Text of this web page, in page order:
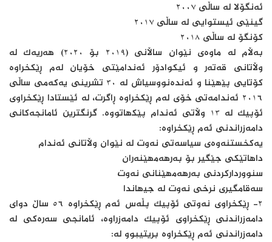
ئەنگۆلا لە ساڵی ٢٠٠٧
گینێی ئیستوایی لە ساڵی ٢٠١٧
کۆنگۆ لە ساڵی ٢٠١٨
بەڵام لە ماوەی نێوان ساڵانی (٢٠١٩ بۆ ٢٠٢٠) ھەریەک لە
وڵاتانی قەتەر و ئیکوادۆر ئەندامێتی خۆیان لەم ڕێکخراوە
کۆتایی پێھێنا و ئەندەنووسیاش لە ٣٠ تشرینی یەکەمی ساڵی
٢٠١٦ ئەندامەتی خۆی لەم ڕێکخراوە ڕاگرت، لە ئێستادا ڕێکخراوی
ئۆپیک لە ١٣ وڵاتی ئەندام پێکھاتووە. گرنگترین ئامانجەکانی
دامەزراندنی ئەم ڕێکخراوە:
یەکخستنەوەی سیاسەتی نەوت لە نێوان وڵاتانی ئەندام
داھاتێکی جێگیر بۆ بەرھەمھێنەران
سنووردارکردنی بەرھەمھێنانی نەوت
سەقامگیری نرخی نەوت لە جیھاندا
٢- ڕێکخراوی نەوتی ئۆپیک پڵەس ئەم ڕێکخراوە ٥٦ ساڵ دوای
دامەزراندنی ڕێکخراوی ئۆپیک دامەزراوە، ئامانجی سەرەکی لە
دامەزراندنی ئەم ڕێکخراوە بریتیبوو لە: